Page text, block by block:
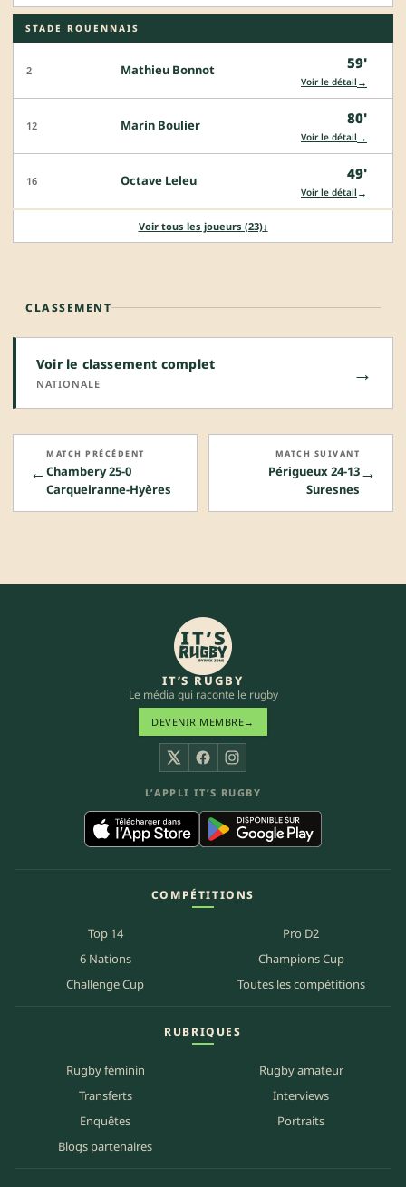
STADE ROUENNAIS
2 Mathieu Bonnot 59'
Voir le détail →
12 Marin Boulier 80'
Voir le détail →
16 Octave Leleu 49'
Voir le détail →
Voir tous les joueurs (23)↓
CLASSEMENT
Voir le classement complet
NATIONALE →
←
MATCH PRÉCÉDENT
Chambery 25-0
Carqueiranne-Hyères
→
MATCH SUIVANT
Périgueux 24-13
Suresnes
IT’S RUGBY
Le média qui raconte le rugby
DEVENIR MEMBRE→
X FacebookInstagram
L’APPLI IT’S RUGBY
COMPÉTITIONS
Top 14
Pro D2
6 Nations
Champions Cup
Challenge Cup
Toutes les compétitions
RUBRIQUES
Rugby féminin
Rugby amateur
Transferts
Interviews
Enquêtes
Portraits
Blogs partenaires